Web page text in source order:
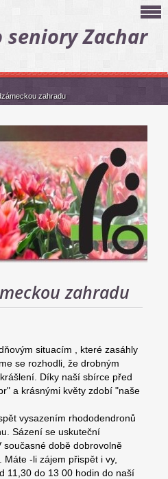
Zachar
zahradu
situacím , které zasáhly
se rozhodli, že drobným
Díky naší sbírce před
a krásnými květy zdobí "naše
vysazením rhododendronů
Sázení se uskuteční
současné době dobrovolně
-li zájem přispět i vy,
do 13 00 hodin do naší
zahradu